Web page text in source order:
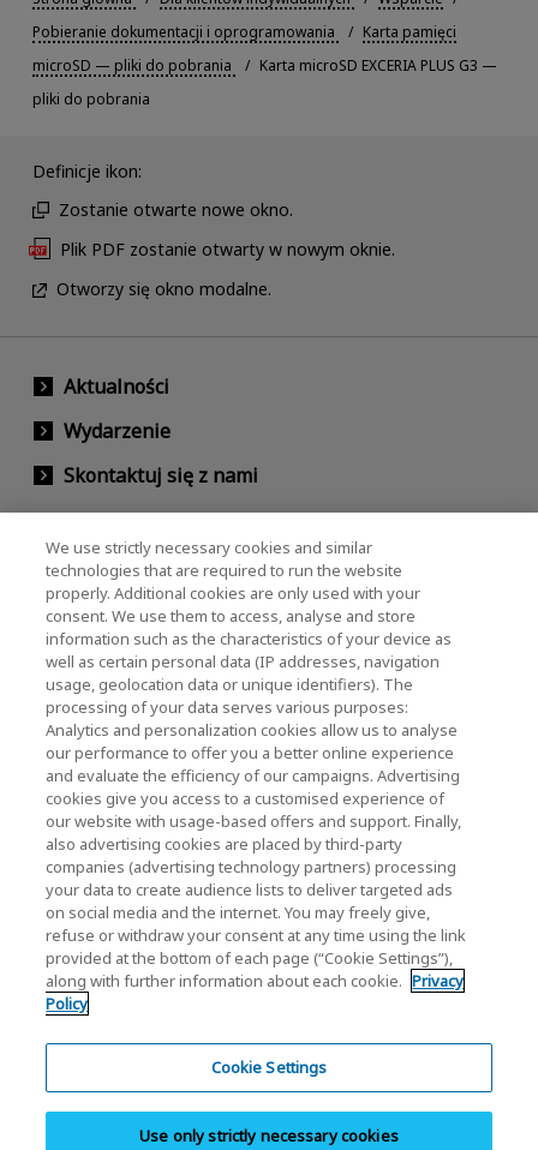
Pobieranie dokumentacji i oprogramowania
Karta pamięci
microSD — pliki do pobrania
Karta microSD EXCERIA PLUS G3 —
pliki do pobrania
Definicje ikon:
Zostanie otwarte nowe okno.
Plik PDF zostanie otwarty w nowym oknie.
Otworzy się okno modalne.
Aktualności
Wydarzenie
Skontaktuj się z nami
KIOXIA Holdings Corporation (Relacje
korporacyjne / inwestorskie)
KIOXIA Holdings Corporation Home
Relacje inwestorskie
Polityka prywatności
Cookie Settings
Regulamin
Znaki towarowe
System zgłaszania nieprawidłowości
We use strictly necessary cookies and similar
technologies that are required to run the website
properly. Additional cookies are only used with your
consent. We use them to access, analyse and store
information such as the characteristics of your device as
well as certain personal data (IP addresses, navigation
usage, geolocation data or unique identifiers). The
processing of your data serves various purposes:
Analytics and personalization cookies allow us to analyse
our performance to offer you a better online experience
and evaluate the efficiency of our campaigns. Advertising
cookies give you access to a customised experience of
our website with usage-based offers and support. Finally,
also advertising cookies are placed by third-party
companies (advertising technology partners) processing
your data to create audience lists to deliver targeted ads
on social media and the internet. You may freely give,
refuse or withdraw your consent at any time using the link
provided at the bottom of each page (“Cookie Settings”),
along with further information about each cookie. Privacy
Policy
Cookie Settings
Use only strictly necessary cookies